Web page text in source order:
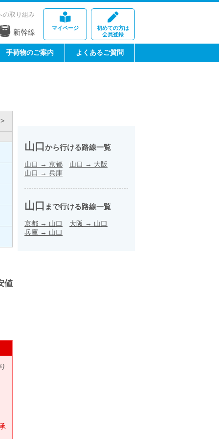
マイページ
初めての方は
会員登録
の取り組み
新幹線
手荷物のご案内 よくあるご質問
値
山口から行ける路線一覧
山口 → 京都 山口 → 大阪
山口 → 兵庫
山口 まで行ける路線一覧
京都 → 山口 大阪 → 山口
兵庫 → 山口